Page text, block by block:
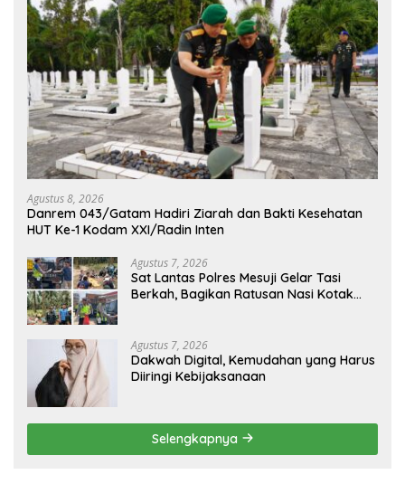
Agustus 8, 2026
Danrem 043/Gatam Hadiri Ziarah dan Bakti Kesehatan
HUT Ke-1 Kodam XXI/Radin Inten
Agustus 7, 2026
Sat Lantas Polres Mesuji Gelar Tasi
Berkah, Bagikan Ratusan Nasi Kotak
Agustus 7, 2026
Dakwah Digital, Kemudahan yang Harus
Diiringi Kebijaksanaan
Selengkapnya